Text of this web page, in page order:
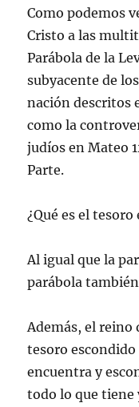
Como podemos
Cristo a las
Parábola de la
subyacente de
nación descritos
como la
judíos en Mateo
Parte.
¿Qué es el tesoro
Al igual que la
parábola
Además, el reino
tesoro
encuentra y
todo lo que tiene